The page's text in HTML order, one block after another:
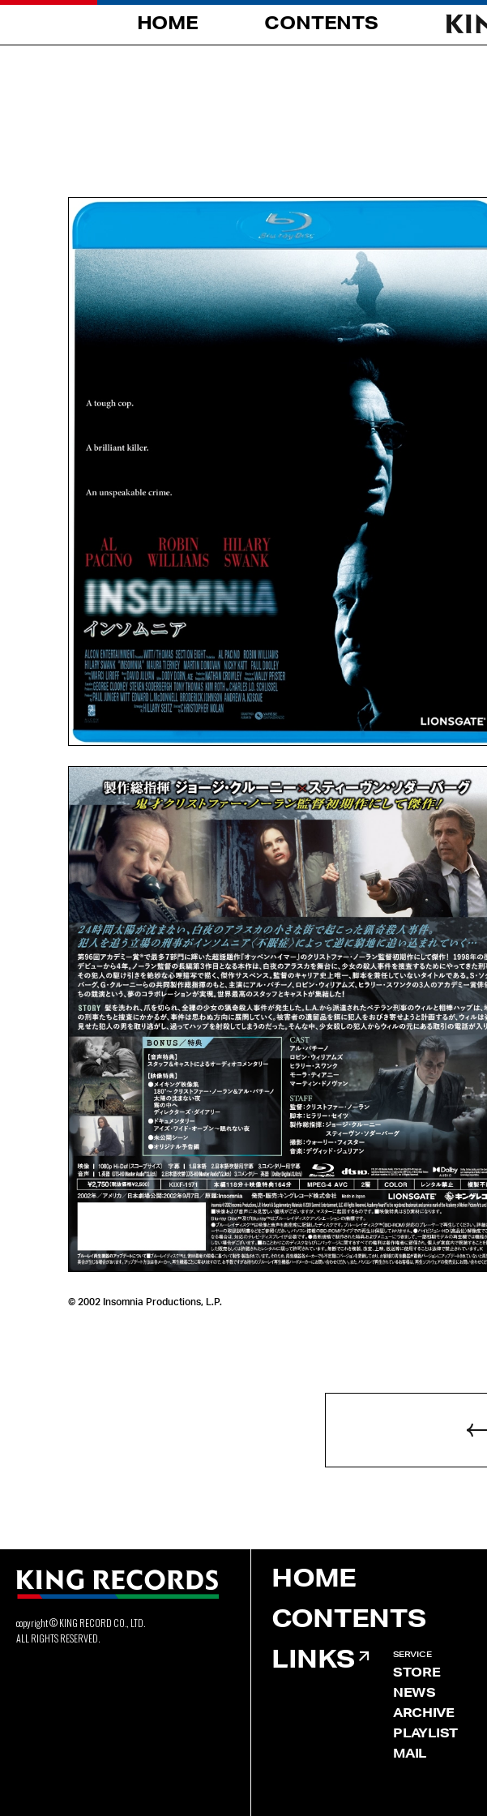
HOME CONTENTS
© 2002 Insomnia Productions, L.P.
copyright © KING RECORD CO., LTD.
ALL RIGHTS RESERVED.
HOME
CONTENTS
LINKS
SERVICE
STORE
NEWS
ARCHIVE
PLAYLIST
MAIL